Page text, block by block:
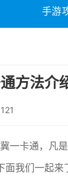
综合其它
手游
方法介
一卡通，凡
我们一起来